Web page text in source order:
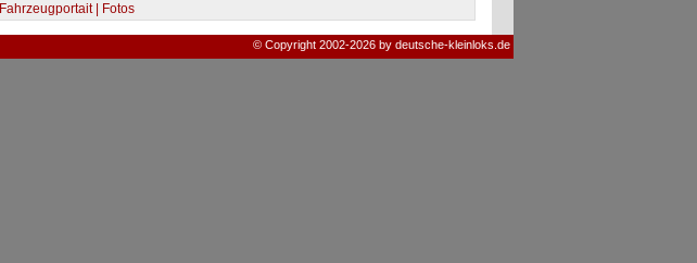
Fahrzeugportait | Fotos
© Copyright 2002-2026 by deutsche-kleinloks.de